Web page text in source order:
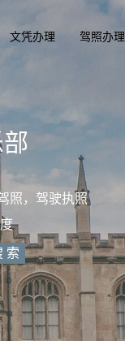
文凭办理 驾照办理
部
一
照，驾驶执照
照